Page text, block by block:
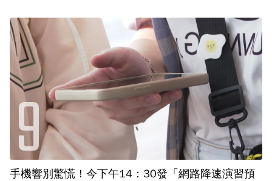
手機響別驚慌！今下午14：30發「網路降速演習預